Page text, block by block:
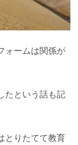
ォームは関係が
たという話も記
とりたてて教育